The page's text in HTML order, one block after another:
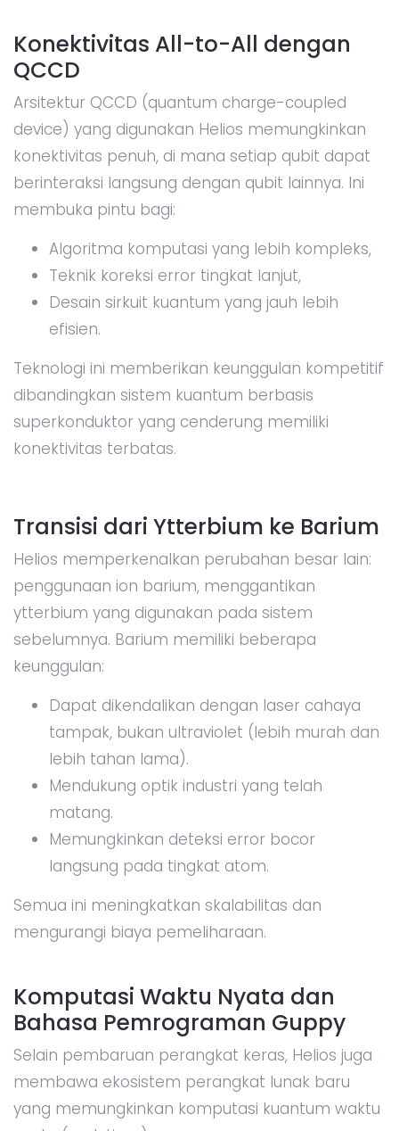
Konektivitas All-to-All dengan
QCCD
Arsitektur QCCD (quantum charge-coupled
device) yang digunakan Helios memungkinkan
konektivitas penuh, di mana setiap qubit dapat
berinteraksi langsung dengan qubit lainnya. Ini
membuka pintu bagi:
Algoritma komputasi yang lebih kompleks,
Teknik koreksi error tingkat lanjut,
Desain sirkuit kuantum yang jauh lebih
efisien.
Teknologi ini memberikan keunggulan kompetitif
dibandingkan sistem kuantum berbasis
superkonduktor yang cenderung memiliki
konektivitas terbatas.
Transisi dari Ytterbium ke Barium
Helios memperkenalkan perubahan besar lain:
penggunaan ion barium, menggantikan
ytterbium yang digunakan pada sistem
sebelumnya. Barium memiliki beberapa
keunggulan:
Dapat dikendalikan dengan laser cahaya
tampak, bukan ultraviolet (lebih murah dan
lebih tahan lama).
Mendukung optik industri yang telah
matang.
Memungkinkan deteksi error bocor
langsung pada tingkat atom.
Semua ini meningkatkan skalabilitas dan
mengurangi biaya pemeliharaan.
Komputasi Waktu Nyata dan
Bahasa Pemrograman Guppy
Selain pembaruan perangkat keras, Helios juga
membawa ekosistem perangkat lunak baru
yang memungkinkan komputasi kuantum waktu